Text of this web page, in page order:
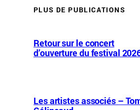
PLUS DE PUBLICATIONS
Retour sur le concert
d’ouverture du festival
Les artistes associés –